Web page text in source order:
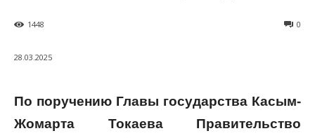
0
1448
28.03.2025
По поручению Главы государства Касым-
Жомарта Токаева Правительство